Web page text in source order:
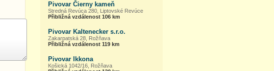
Pivovar Čierny kameň
Stredná Revúca 280, Liptovské Revúce
Přibližná vzdálenost 106 km
Pivovar Kaltenecker s.r.o.
Zakarpatská 28, Rožňava
Přibližná vzdálenost 119 km
Pivovar Ikkona
Košická 1042/16, Rožňava